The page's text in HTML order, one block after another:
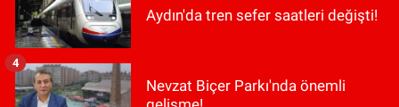
Aydın'da tren sefer saatleri değişti!
Nevzat Biçer Parkı'nda önemli
4